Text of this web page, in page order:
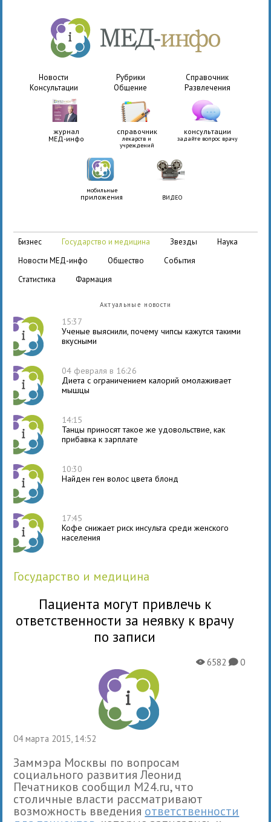
Новости Рубрики
Справочник
Консультации
Общение Развлечения
журнал
МЕД-инфо
справочник
лекарств и
учреждений
консультации
задайте вопрос врачу
мобильные
приложения ВИДЕО
бизнес государство и медицина звезды
наука
новости МЕД-инфо
общество
события
статистика
фармация
Актуальные новости
15:37
Ученые выяснили, почему чипсы кажутся такими
вкусными
04 февраля в 16:26
Диета с ограничением калорий омолаживает
мышцы
14:15
Танцы приносят такое же удовольствие, как
прибавка к зарплате
10:30
Найден ген волос цвета блонд
17:45
Кофе снижает риск инсульта среди женского
населения
государство и медицина
Пациента могут привлечь к
ответственности за неявку к врачу
по записи
04 марта 2015, 14:52
X6582K0
Заммэра Москвы по вопросам
социального развития Леонид
Печатников сообщил M24.ru, что
столичные власти рассматривают
возможность введения ответственности